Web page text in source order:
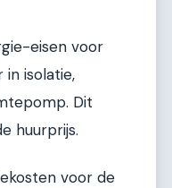
eisen voor
isolatie,
Dit
huurprijs.
voor de